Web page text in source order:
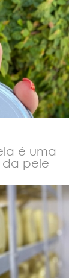
é uma
pele